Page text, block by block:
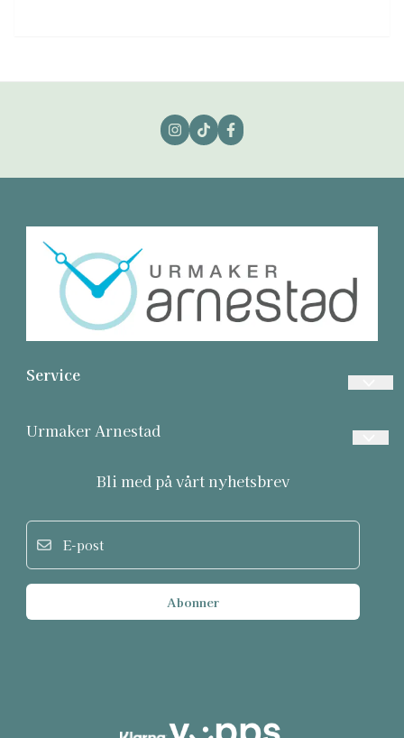
Service
Informasjonskapsler
Urmaker Arnestad
Frakt og retur
Om oss
Salgsbetingelser
Bli med på vårt nyhetsbrev
Abonner